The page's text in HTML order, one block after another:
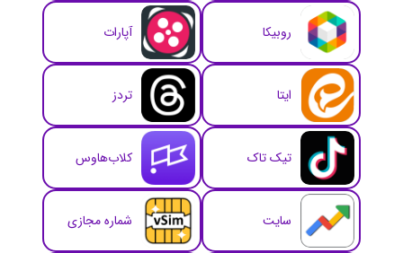
روبیکا آپارات
ایتا تردز
تیک تاک کلاب‌هاوس
سایت شماره مجازی